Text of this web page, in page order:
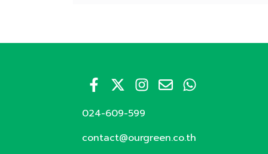
024-609-599
contact@ourgreen.co.th